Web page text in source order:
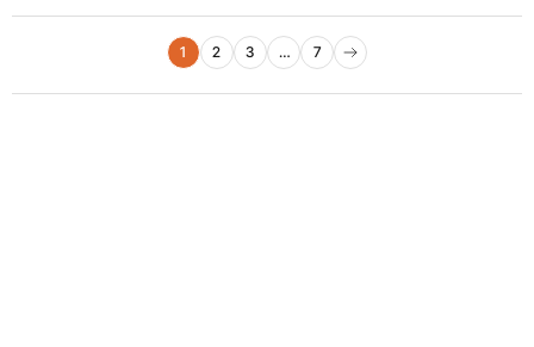
Paginazione degli articoli
1 2 3 … 7
Pagina successiva